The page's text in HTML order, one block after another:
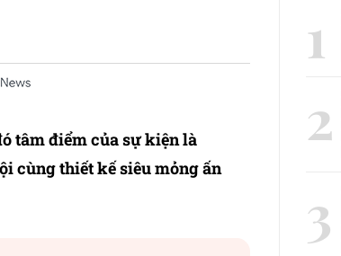
tâm điểm của sự kiện là
cùng thiết kế siêu mỏng ấn